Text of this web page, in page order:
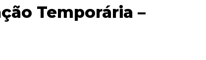
Temporária –